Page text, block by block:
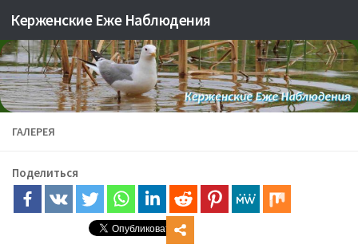
Skip to content
Керженские Еже Наблюдения
ГАЛЕРЕЯ
Поделиться